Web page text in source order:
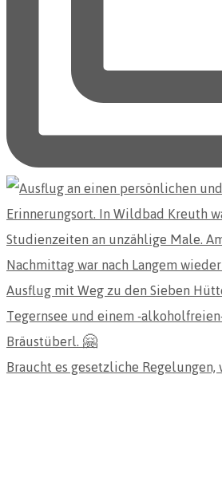
Braucht es gesetzliche Regelungen,